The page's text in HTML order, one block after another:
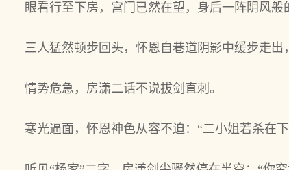
眼看行至下房，宫门已然在望，身后一阵阴风
三人猛然顿步回头，怀恩自巷道阴影中缓步走出
情势危急，房潇二话不说拔剑直刺。
寒光逼面，怀恩神色从容不迫：“二小姐若杀在